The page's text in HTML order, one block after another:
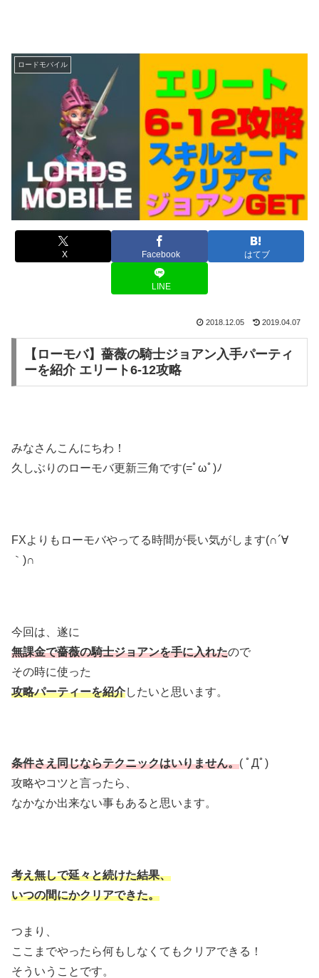
ロードモバイル
X Facebook はてブ
LINE
2018.12.05 2019.04.07
【ローモバ】薔薇の騎士ジョアン入手パーティ
ーを紹介 エリート6-12攻略
みなさんこんにちわ！
久しぶりのローモバ更新三角です(=ﾟωﾟ)ﾉ
FXよりもローモバやってる時間が長い気がします(∩´∀
｀)∩
今回は、遂に
無課金で薔薇の騎士ジョアンを手に入れたので
その時に使った
攻略パーティーを紹介したいと思います。
条件さえ同じならテクニックはいりません。( ﾟДﾟ)
攻略やコツと言ったら、
なかなか出来ない事もあると思います。
考え無しで延々と続けた結果、
いつの間にかクリアできた。
つまり、
ここまでやったら何もしなくてもクリアできる！
そういうことです。